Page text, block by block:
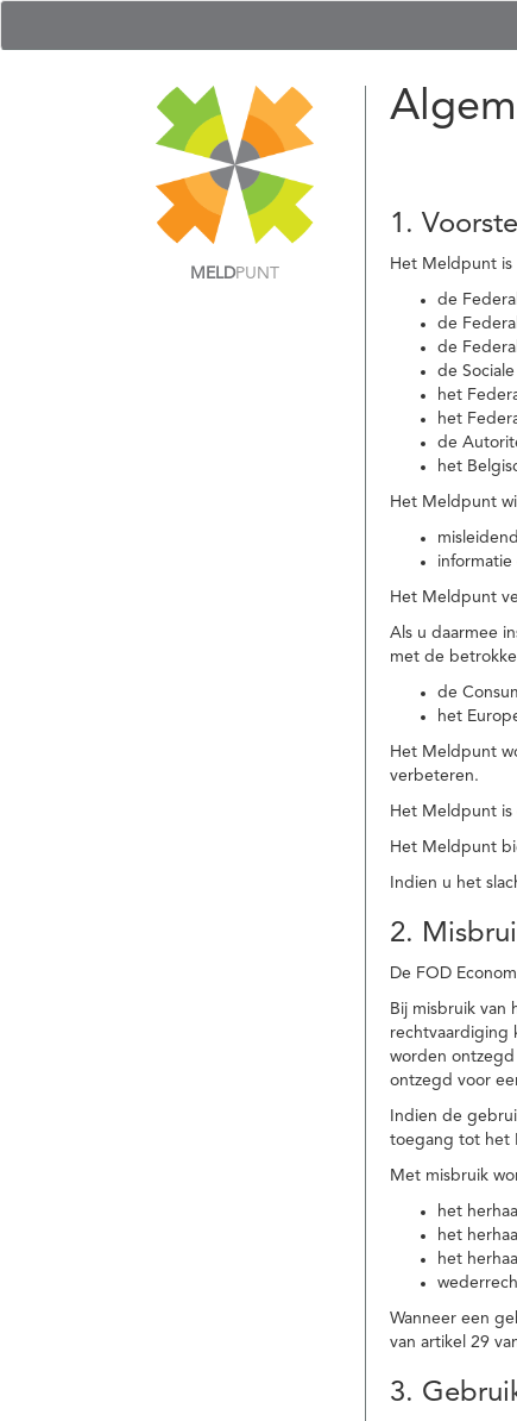
MELDPUNT
1.
Het Meldpunt is
de
de
de
de
het
het
de
het
Het Meldpunt
Het Meldpunt
Als u daarmee
met de
de
het
Het Meldpunt
verbeteren.
Het Meldpunt
Het Meldpunt
Indien u het
2.
De FOD
Bij misbruik
rechtvaardiging
worden
ontzegd voor
Indien de
toegang tot het
Met misbruik
het
het
het
Wanneer een
van artikel 29
3.